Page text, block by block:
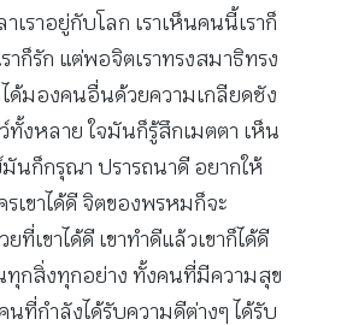
เราอยู่กับโลก เราเห็นคนนี้เราก็
าก็รัก แต่พอจิตเราทรงสมาธิทรง
ด้มองคนอื่นด้วยความเกลียดชัง
งหลาย ใจมันก็รู้สึกเมตตา เห็น
นก็กรุณา ปรารถนาดี อยากให้
รเขาได้ดี จิตของพรหมก็จะ
เขาได้ดี เขาทำดีแล้วเขาก็ได้ดี
ทุกสิ่งทุกอย่าง ทั้งคนที่มีความสุข
ที่กำลังได้รับความดีต่างๆ ได้รับ